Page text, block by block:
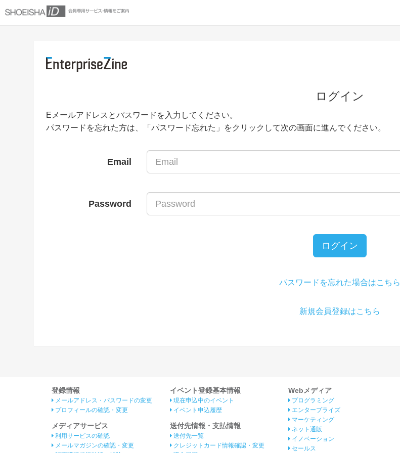
ログイン
Eメールアドレスとパスワードを入力してください。
パスワードを忘れた方は、「パスワード忘れた」をクリックして次の画面に進んでください。
Email
Password
ログイン
パスワードを忘れた場合はこちら
新規会員登録はこちら
登録情報
メールアドレス・パスワードの変更
プロフィールの確認・変更
メディアサービス
利用サービスの確認
メールマガジンの確認・変更
イベント登録基本情報
現在申込中のイベント
イベント申込履歴
送付先情報・支払情報
送付先一覧
クレジットカード情報確認・変更
Webメディア
プログラミング
エンタープライズ
マーケティング
ネット通販
イノベーション
セールス